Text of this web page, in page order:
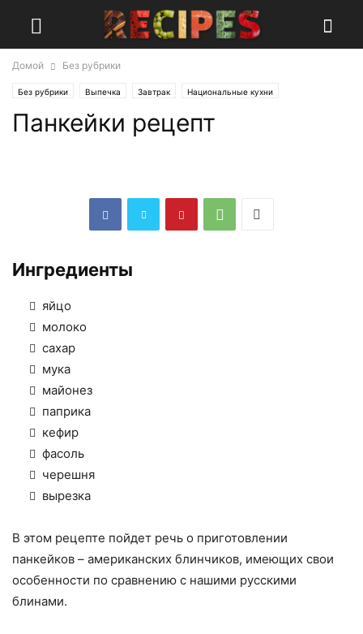
Домой Без рубрики
Без рубрики Выпечка Завтрак Национальные кухни
Североамериканская кухня
Панкейки рецепт
Ингредиенты
яйцо
молоко
сахар
мука
майонез
паприка
кефир
фасоль
черешня
вырезка
В этом рецепте пойдет речь о приготовлении
панкейков – американских блинчиков, имеющих свои
особенности по сравнению с нашими русскими
блинами.